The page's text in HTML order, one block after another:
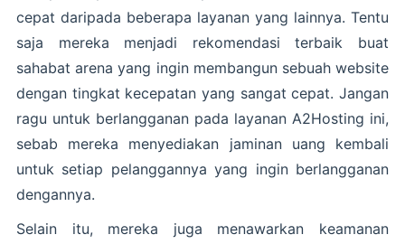
cepat daripada beberapa layanan yang lainnya. Tentu
saja mereka menjadi rekomendasi terbaik buat
sahabat arena yang ingin membangun sebuah website
dengan tingkat kecepatan yang sangat cepat. Jangan
ragu untuk berlangganan pada layanan A2Hosting ini,
sebab mereka menyediakan jaminan uang kembali
untuk setiap pelanggannya yang ingin berlangganan
dengannya.
Selain itu, mereka juga menawarkan keamanan